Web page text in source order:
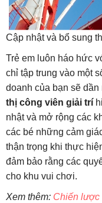
Cập nhật và bổ sung
Trẻ em luôn háo hức
chỉ tập trung vào một
doanh của bạn sẽ
thị công viên giải trí
nhật và mở rộng các
các bé những cảm
thận trọng khi thực
đảm bảo rằng các
cho khu vui chơi.
Xem thêm: Chiến lược